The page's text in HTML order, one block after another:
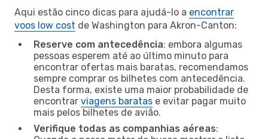
Aqui estão cinco dicas para ajudá-lo a encontrar
voos low cost de Washington para Akron-Canton:
Reserve com antecedência: embora algumas
pessoas esperem até ao último minuto para
encontrar ofertas mais baratas, recomendamos
sempre comprar os bilhetes com antecedência.
Desta forma, existe uma maior probabilidade de
encontrar viagens baratas e evitar pagar muito
mais pelos bilhetes de avião.
Verifique todas as companhias aéreas: